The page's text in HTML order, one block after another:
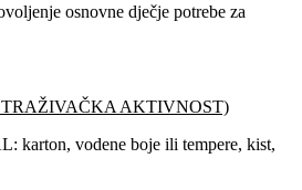
osnovne dječje potrebe za
AKTIVNOST)
karton, vodene boje ili tempere, kist,